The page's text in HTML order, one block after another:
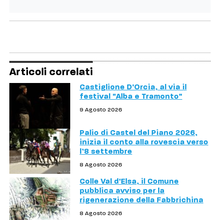
Articoli correlati
Castiglione D'Orcia, al via il
festival "Alba e Tramonto"
9 Agosto 2026
Palio di Castel del Piano 2026,
inizia il conto alla rovescia verso
l’8 settembre
8 Agosto 2026
Colle Val d'Elsa, il Comune
pubblica avviso per la
rigenerazione della Fabbrichina
8 Agosto 2026